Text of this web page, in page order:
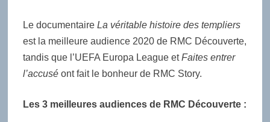
Le documentaire La véritable histoire des templiers
est la meilleure audience 2020 de RMC Découverte,
tandis que l’UEFA Europa League etFaites entrer
l’accuséont fait le bonheur de RMC Story.
Les 3 meilleures audiences de RMC Découverte :